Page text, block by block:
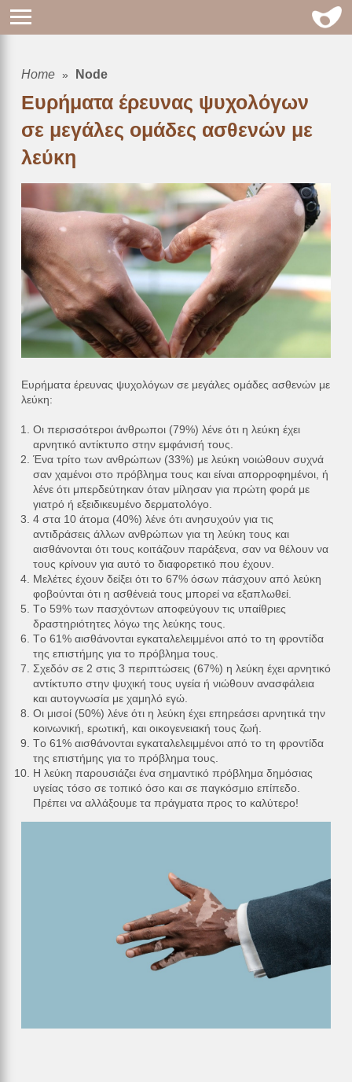
Breadcrumb
Home Node
Ευρήματα έρευνας ψυχολόγων
σε μεγάλες ομάδες ασθενών με
λεύκη
Ευρήματα έρευνας ψυχολόγων σε μεγάλες ομάδες ασθενών με
λεύκη:
Οι περισσότεροι άνθρωποι (79%) λένε ότι η λεύκη έχει
αρνητικό αντίκτυπο στην εμφάνισή τους.
Ένα τρίτo των ανθρώπων (33%) με λεύκη νοιώθουν συχνά
σαν χαμένοι στο πρόβλημα τους και είναι απορροφημένοι, ή
λένε ότι μπερδεύτηκαν όταν μίλησαν για πρώτη φορά με
γιατρό ή εξειδικευμένο δερματολόγο.
4 στα 10 άτομα (40%) λένε ότι ανησυχούν για τις
αντιδράσεις άλλων ανθρώπων για τη λεύκη τους και
αισθάνονται ότι τους κοιτάζουν παράξενα, σαν να θέλουν να
τους κρίνουν για αυτό το διαφορετικό που έχουν.
Μελέτες έχουν δείξει ότι το 67% όσων πάσχουν από λεύκη
φοβούνται ότι η ασθένειά τους μπορεί να εξαπλωθεί.
Tο 59% των πασχόντων αποφεύγουν τις υπαίθριες
δραστηριότητες λόγω της λεύκης τους.
Tο 61% αισθάνονται εγκαταλελειμμένοι από το τη φροντίδα
της επιστήμης για το πρόβλημα τους.
Σχεδόν σε 2 στις 3 περιπτώσεις (67%) η λεύκη έχει αρνητικό
αντίκτυπο στην ψυχική τους υγεία ή νιώθουν ανασφάλεια
και αυτογνωσία με χαμηλό εγώ.
Οι μισοί (50%) λένε ότι η λεύκη έχει επηρεάσει αρνητικά την
κοινωνική, ερωτική, και οικογενειακή τους ζωή.
Tο 61% αισθάνονται εγκαταλελειμμένοι από το τη φροντίδα
της επιστήμης για το πρόβλημα τους.
Η λεύκη παρουσιάζει ένα σημαντικό πρόβλημα δημόσιας
υγείας τόσο σε τοπικό όσο και σε παγκόσμιο επίπεδο.
Πρέπει να αλλάξουμε τα πράγματα προς το καλύτερο!